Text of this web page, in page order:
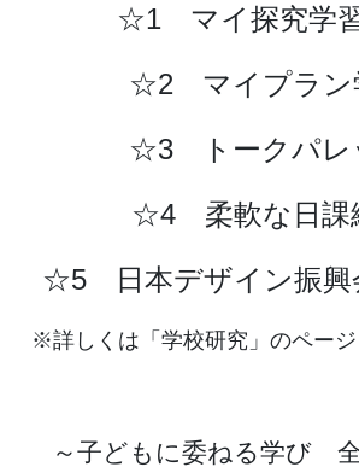
☆1 マイ探究
☆2 マイプラン
☆3 トークパレ
☆4 柔軟な日課
☆5 日本デザイン振興
※詳しくは「学校研究」のペー
～子どもに委ねる学び